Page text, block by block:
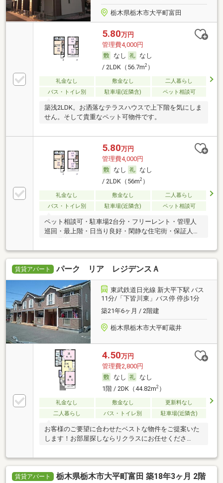
栃木県栃木市大平町富田
5.80万円
管理費4,000円
なし
なし
/ 2LDK（56.7m2）
礼金なし 敷金なし
二人暮らし
バス・トイレ別
駐車場(近隣含) ペット相談可
築浅2LDK。お洒落なテラスハウスで上下階を気にしま
せん。そして貴重なペット可物件です。
5.80万円
管理費4,000円
なし
なし
/ 2LDK（56m2）
礼金なし 敷金なし
二人暮らし
バス・トイレ別
駐車場(近隣含) ペット相談可
ペット相談可・駐車場2台分・フリーレント・管理人
巡回・最上階・日当り良好・閑静な住宅街・保証人不
賃貸アパート パーク リア レジデンスＡ
東武鉄道日光線 新大平下駅 バス
11分/「下皆川東」バス停 停歩1分
築21年6ヶ月 / 2階建
栃木県栃木市大平町蔵井
4.50万円
管理費2,800円
なし
なし
1階 / 2DK（44.82m2）
礼金なし 敷金なし
更新料なし
二人暮らし
バス・トイレ別 駐車場(近隣含)
お客様のご要望に合わせたベストな物件をご提案いた
します！お部屋探しならリクラスにお任せくださ
賃貸アパート
栃木県栃木市大平町富田 築18年3ヶ月 2階